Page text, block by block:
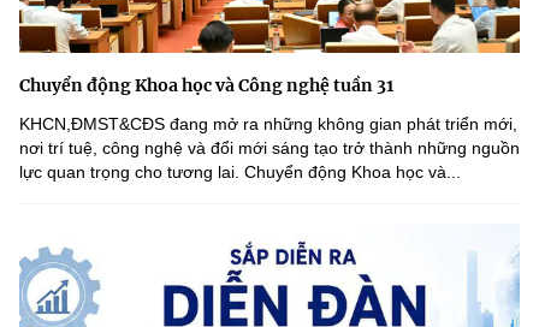
Chuyển động Khoa học và Công nghệ tuần 31
KHCN,ĐMST&CĐS đang mở ra những không gian phát triển mới,
nơi trí tuệ, công nghệ và đổi mới sáng tạo trở thành những nguồn
lực quan trọng cho tương lai. Chuyển động Khoa học và...